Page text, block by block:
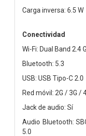
Carga inversa: 6.5 W
Conectividad
Wi-Fi: Dual Band 2.4
Bluetooth: 5.3
USB: USB Tipo-C 2.0
Red móvil: 2G / 3G /
Jack de audio: Sí
Audio Bluetooth:
5.0